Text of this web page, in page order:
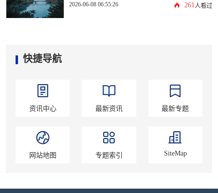
2026-06-08 06:55:26 261 人看过
快捷导航
资讯中心 最新资讯 最新专题
网站地图 专题索引 SiteMap